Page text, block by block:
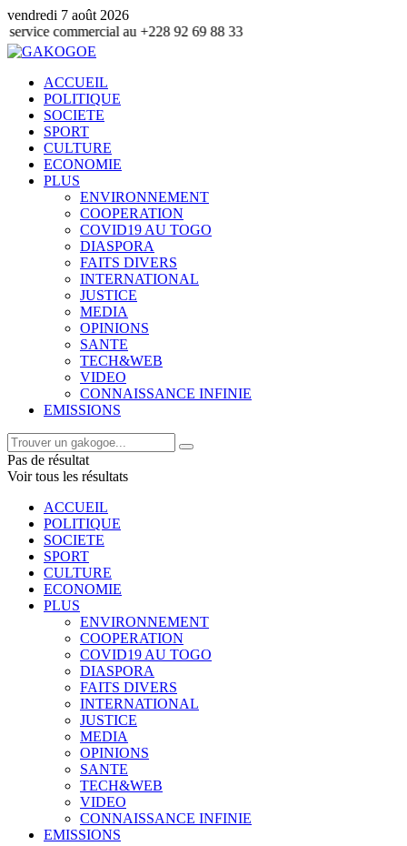
vendredi 7 août 2026
au +228 92 69 88 33
ACCUEIL
POLITIQUE
SOCIETE
SPORT
CULTURE
ECONOMIE
PLUS
ENVIRONNEMENT
COOPERATION
COVID19 AU TOGO
DIASPORA
FAITS DIVERS
INTERNATIONAL
JUSTICE
MEDIA
OPINIONS
SANTE
TECH&WEB
VIDEO
CONNAISSANCE INFINIE
EMISSIONS
Pas de résultat
Voir tous les résultats
ACCUEIL
POLITIQUE
SOCIETE
SPORT
CULTURE
ECONOMIE
PLUS
ENVIRONNEMENT
COOPERATION
COVID19 AU TOGO
DIASPORA
FAITS DIVERS
INTERNATIONAL
JUSTICE
MEDIA
OPINIONS
SANTE
TECH&WEB
VIDEO
CONNAISSANCE INFINIE
EMISSIONS